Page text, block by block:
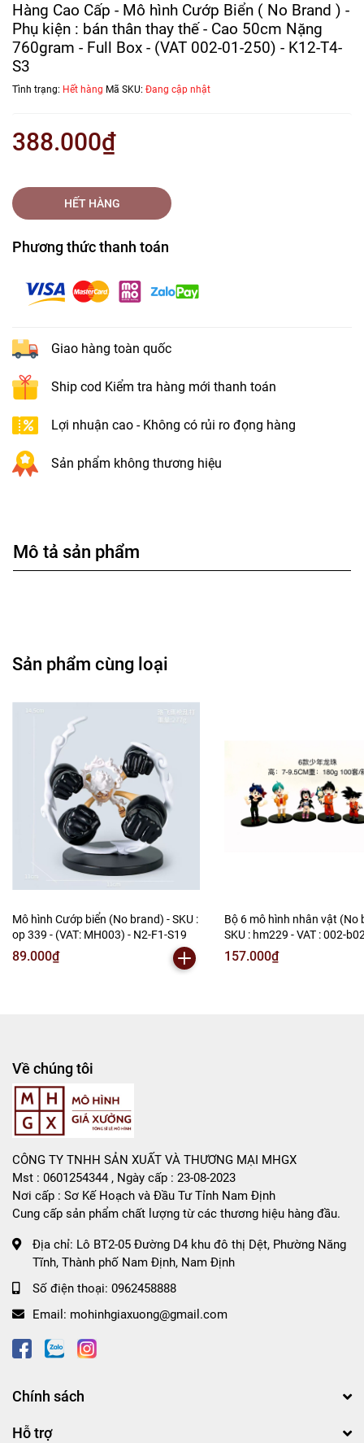
Hàng Cao Cấp - Mô hình Cướp Biển ( No Brand ) -
Phụ kiện : bán thân thay thế - Cao 50cm Nặng
760gram - Full Box - (VAT 002-01-250) - K12-T4-
S3
Tình trạng: Hết hàng Mã SKU: Đang cập nhật
388.000₫
HẾT HÀNG
Phương thức thanh toán
Giao hàng toàn quốc
Ship cod Kiểm tra hàng mới thanh toán
Lợi nhuận cao - Không có rủi ro đọng hàng
Sản phẩm không thương hiệu
Mô tả sản phẩm
Sản phẩm cùng loại
Mô hình Cướp biển (No brand) - SKU :
op 339 - (VAT: MH003) - N2-F1-S19
89.000₫
Bộ 6 mô hình nhân vật (No
SKU : hm229 - VAT : 002-
N2-B1-S9
157.000₫
Về chúng tôi
CÔNG TY TNHH SẢN XUẤT VÀ THƯƠNG MẠI MHGX
Mst : 0601254344 , Ngày cấp : 23-08-2023
Nơi cấp : Sơ Kế Hoạch và Đầu Tư Tỉnh Nam Định
Cung cấp sản phẩm chất lượng từ các thương hiệu hàng đầu.
Địa chỉ: Lô BT2-05 Đường D4 khu đô thị Dệt, Phường Năng
Tĩnh, Thành phố Nam Định, Nam Định
Số điện thoại: 0962458888
Email: mohinhgiaxuong@gmail.com
Chính sách
Hỗ trợ